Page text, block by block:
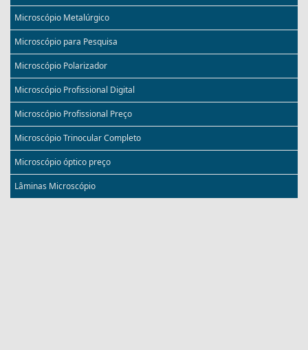
Microscópio Metalúrgico
Microscópio para Pesquisa
Microscópio Polarizador
Microscópio Profissional Digital
Microscópio Profissional Preço
Microscópio Trinocular Completo
Microscópio óptico preço
Lâminas Microscópio